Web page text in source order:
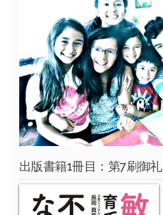
出版書籍1冊目：第7刷御礼